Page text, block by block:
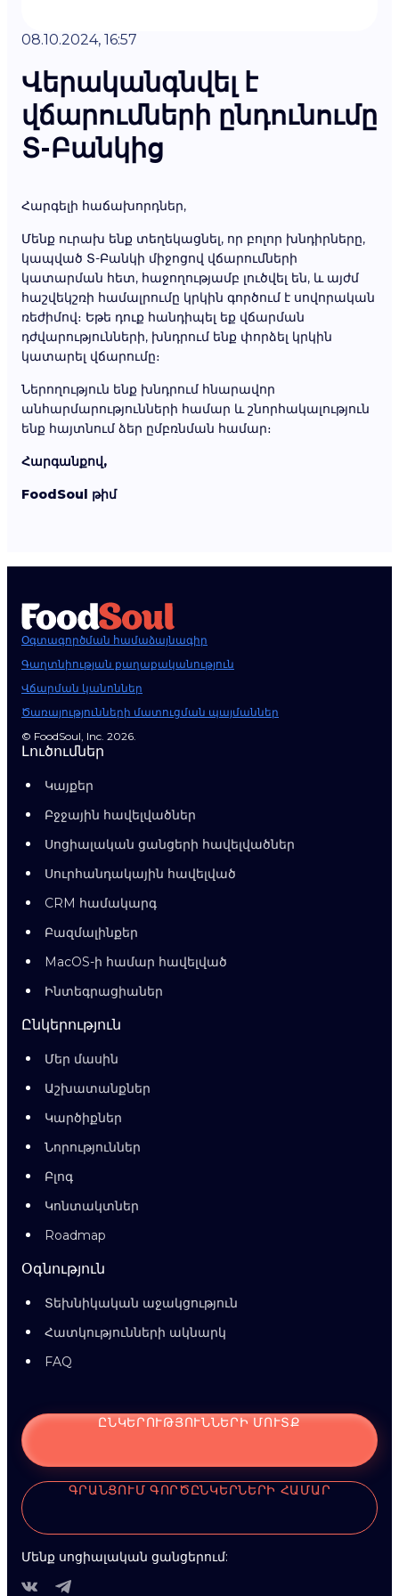
08.10.2024, 16:57
Վերականգնվել է
վճարումների ընդունումը
Տ-Բանկից
Հարգելի հաճախորդներ,
Մենք ուրախ ենք տեղեկացնել, որ բոլոր խնդիրները,
կապված Տ-Բանկի միջոցով վճարումների
կատարման հետ, հաջողությամբ լուծվել են, և այժմ
հաշվեկշռի համալրումը կրկին գործում է սովորական
ռեժիմով։ Եթե դուք հանդիպել եք վճարման
դժվարությունների, խնդրում ենք փորձել կրկին
կատարել վճարումը։
Ներողություն ենք խնդրում հնարավոր
անհարմարությունների համար և շնորհակալություն
ենք հայտնում ձեր ըմբռնման համար։
Հարգանքով,
FoodSoul թիմ
Օգտագործման համաձայնագիր
Գաղտնիության քաղաքականություն
Վճարման կանոններ
Ծառայությունների մատուցման պայմաններ
© FoodSoul, Inc. 2026.
Լուծումներ
Կայքեր
Բջջային հավելվածներ
Սոցիալական ցանցերի հավելվածներ
Սուրհանդակային հավելված
CRM համակարգ
Բազմալինքեր
MacOS-ի համար հավելված
Ինտեգրացիաներ
Ընկերություն
Մեր մասին
Աշխատանքներ
Կարծիքներ
Նորություններ
Բլոգ
Կոնտակտներ
Roadmap
Օգնություն
Տեխնիկական աջակցություն
Հատկությունների ակնարկ
FAQ
ԸՆԿԵՐՈՒԹՅՈՒՆՆԵՐԻ ՄՈՒՏՔ
ԳՐԱՆՑՈՒՄ ԳՈՐԾԸՆԿԵՐՆԵՐԻ ՀԱՄԱՐ
Մենք սոցիալական ցանցերում: